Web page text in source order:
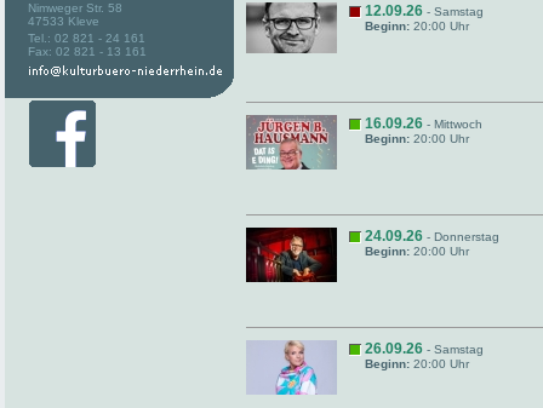
Nimweger Str. 58
47533 Kleve
Tel.: 02 821 - 24 161
Fax: 02 821 - 13 161
12.09.26 - Samstag
Beginn: 20:00 Uhr
16.09.26 - Mittwoch
Beginn: 20:00 Uhr
24.09.26 - Donnerstag
Beginn: 20:00 Uhr
26.09.26 - Samstag
Beginn: 20:00 Uhr